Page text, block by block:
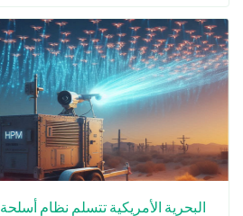
البحرية الأمريكية تتسلم نظام أسلحة